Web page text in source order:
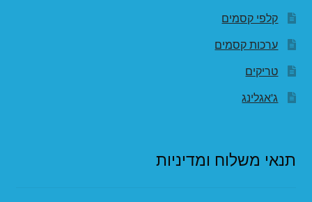
קלפי קסמים
ערכות קסמים
טריקים
ג'אגלינג
תנאי משלוח ומדיניות